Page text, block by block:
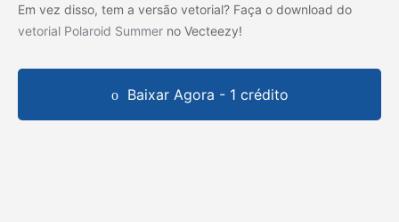
Em vez disso, tem a versão vetorial? Faça o download do
vetorial Polaroid Summer no Vecteezy!
Baixar Agora - 1 crédito